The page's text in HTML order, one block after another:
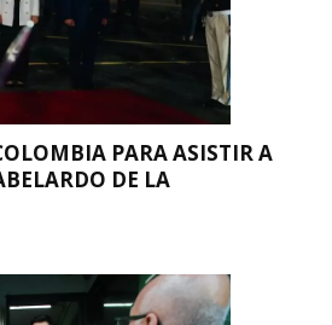
PARA ASISTIR A
DE LA